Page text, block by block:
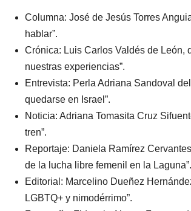
Columna: José de Jesús Torres
hablar”.
Crónica: Luis Carlos Valdés de León,
nuestras experiencias”.
Entrevista: Perla Adriana Sandoval
quedarse en Israel”.
Noticia: Adriana Tomasita Cruz
tren”.
Reportaje: Daniela Ramírez
de la lucha libre femenil en la Laguna”.
Editorial: Marcelino Dueñez
LGBTQ+ y nimodérrimo”.